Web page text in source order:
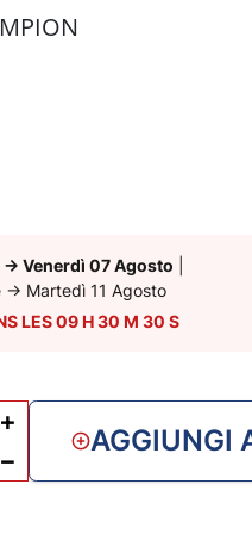
→ Venerdì 07 Agosto
→ Martedì 11 Agosto
LES 09H30 M29 S
−
+
AGGIUNGI